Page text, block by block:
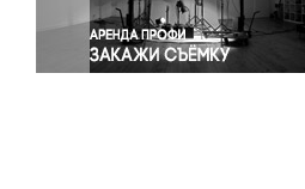
Экономика и бизнес